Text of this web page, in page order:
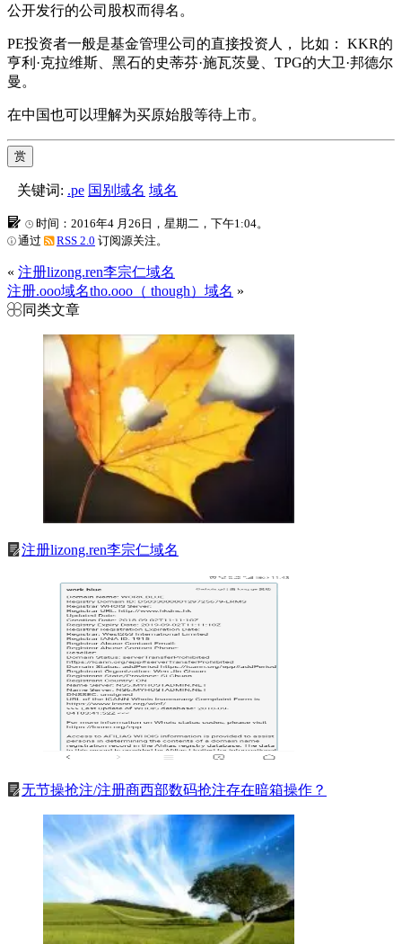
公开发行的公司股权而得名。
PE投资者一般是基金管理公司的直接投资人， 比如： KKR的
亨利·克拉维斯、黑石的史蒂芬·施瓦茨曼、TPG的大卫·邦德尔
曼。
在中国也可以理解为买原始股等待上市。
赏
关键词: .pe 国别域名 域名
时间：2016年4 月26日，星期二，下午1:04。
通过
RSS 2.0 订阅源关注。
« 注册lizong.ren李宗仁域名
注册.ooo域名tho.ooo（ though）域名 »
同类文章
注册lizong.ren李宗仁域名
无节操抢注/注册商西部数码抢注存在暗箱操作？